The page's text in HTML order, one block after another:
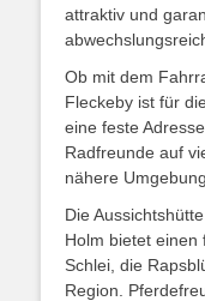
attraktiv und
Ob mit dem
Fleckeby ist für
eine feste
Radfreunde auf
nähere
Die
Holm bietet einen
Schlei, die
Region.